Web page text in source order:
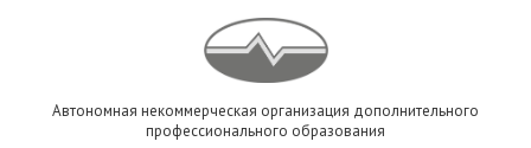
Автономная некоммерческая организация дополнительного
профессионального образования